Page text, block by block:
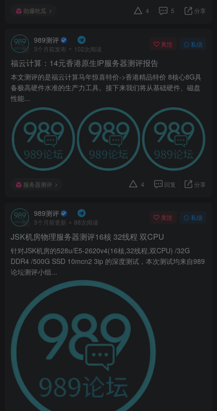
劲爆吃瓜 4 5 分享
989测评
3个月前发布 102次阅读
关注 私信
福云计算：14元香港原生IP服务器测评报告
本文测评的是福云计算马年惊喜特价->香港精品特价 8核心8G具
备极高硬件水准的生产力工具。接下来我们将从基础硬件、磁盘
性能...
服务器测评 4 回复 分享
989测评
3个月前更新 88次阅读
关注 私信
JSK机房物理服务器测评16核 32线程 双CPU
针对JSK机房的528u/E5-2620v4(16核,32线程,双CPU) /32G
DDR4 /500G SSD 10mcn2 3ip 的深度测试，本次测试均来自989
论坛测评小组...